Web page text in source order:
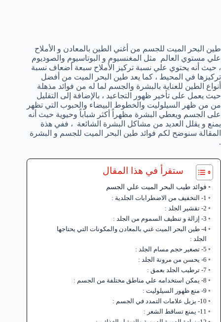
طين البحر الميت للجسم من أغني الطين بالمعادن و الأملاح
علي مستوي العالم مثل المغنسيوم و البوتاسيوم والصوديوم
، حيث أنه يحتوي علي نسبة تركيز الأملاح سبعة أضعاف نسبة
تركيزها في المحيط ، كما يعد طين البحر الميت من أفضل
أنواع الطين للعناية بالبشرة والجسم لما له من فوائد مذهلة
حيث يعمل على تأخير ظهور التجاعيد ، بالإضافة إلى التقليل
من من ظهر السيلوليت والخطوط البيضاء والحبوب التي تظهر
على الجسم ويعطي البشرة مظهراً أكثر شباباً وحيوية حيث أنه
يمنع و يقلل العديد من مشاكل البشرة الشائعة ، ففي هذة
المقالة سنوضح لكم فوائد طين البحر الميت للجسم و البشرة
.
ستقرأ في هذا المقال
فوائد طيب البحر الميت علي الجسم
1- التخفيف من الاضطرابات الجلدية :
2- تقشير الجلد :
3- إزالة و تنظيف السموم من الجلد :
4- طين البحر الميت غني بالمعادن والمكونات التي يحتاجها
الجلد :
5- تصغير حجم مسام الجلد :
6- يحسن من مرونة الجلد :
7- ترطيب الجلد بعمق :
8- يمكن استخدامه علي مناطق مختلفة من الجسم :
9- منع ظهور السيلوليت :
10- يزيل علامات التمدد في الجسم :
11- يمنع تساقط الشعر :